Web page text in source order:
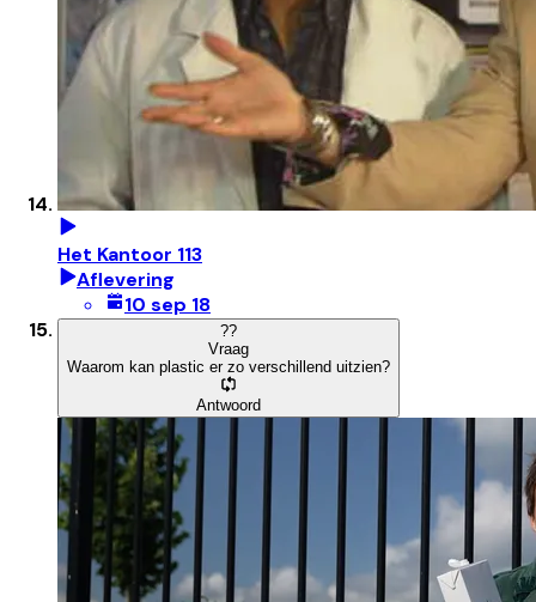
Het Kantoor 113
Aflevering
10 sep 18
??
Vraag
Waarom kan plastic er zo verschillend uitzien?
Antwoord